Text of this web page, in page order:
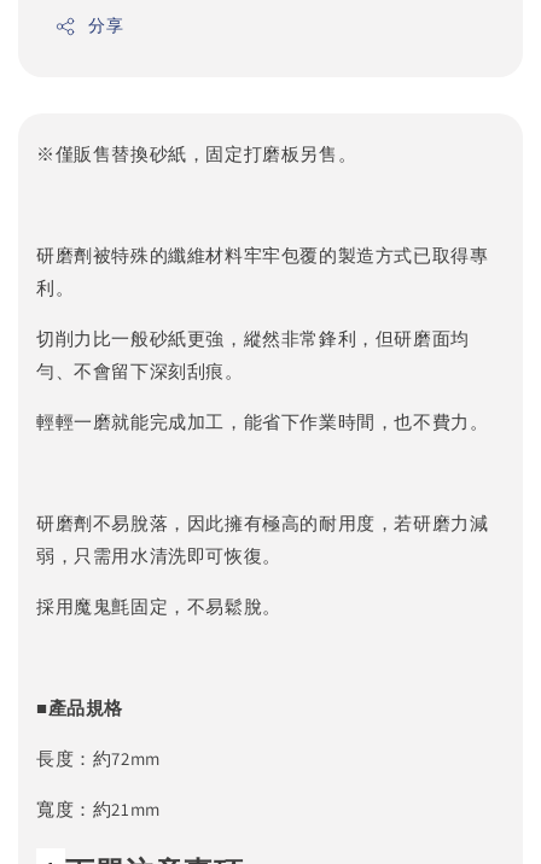
分享
※僅販售替換砂紙，固定打磨板另售。
研磨劑被特殊的纖維材料牢牢包覆的製造方式已取得專
利。
切削力比一般砂紙更強，縱然非常鋒利，但研磨面均
勻、不會留下深刻刮痕。
輕輕一磨就能完成加工，能省下作業時間，也不費力。
研磨劑不易脫落，因此擁有極高的耐用度，若研磨力減
弱，只需用水清洗即可恢復。
採用魔鬼氈固定，不易鬆脫。
■產品規格
長度：約72mm
寬度：約21mm